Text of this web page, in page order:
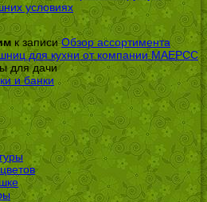
условиях
к записиОбзор ассортимента
для кухни от компании МАЕРСС
для дачи
и банки